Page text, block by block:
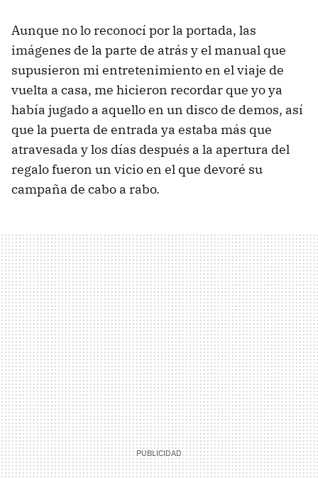
Aunque no lo reconocí por la portada, las
imágenes de la parte de atrás y el manual que
supusieron mi entretenimiento en el viaje de
vuelta a casa, me hicieron recordar que yo ya
había jugado a aquello en un disco de demos, así
que la puerta de entrada ya estaba más que
atravesada y los días después a la apertura del
regalo fueron un vicio en el que devoré su
campaña de cabo a rabo.